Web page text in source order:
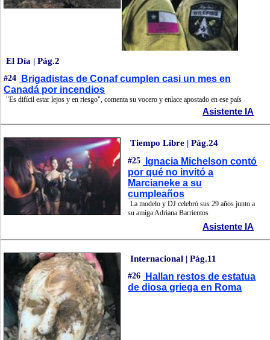
El Día | Pág.2
#24
Brigadistas de Conaf cumplen casi un mes en
Canadá por incendios
"Es difícil estar lejos y en riesgo", comenta su vocero y enlace apostado en ese país
Asistente IA
Tiempo Libre | Pág.24
#25
Ignacia Michelson contó
por qué no invitó a
Marcianeke a su
cumpleaños
La modelo y DJ celebró sus 29 años junto a
su amiga Adriana Barrientos
Asistente IA
Internacional | Pág.11
#26
Hallan restos de estatua
de diosa griega en Roma